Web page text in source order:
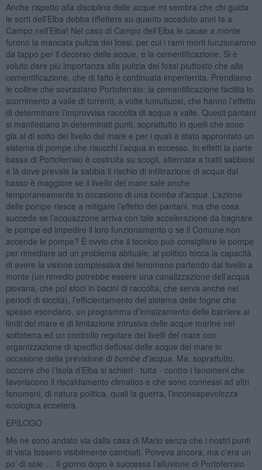
Anche rispetto alla disciplina delle acque mi sembra che chi guida
le sorti dell’Elba debba riflettere su quanto accaduto anni fa a
Campo nell’Elba! Nel caso di Campo dell’Elba le cause a monte
furono la mancata pulizia dei fossi, per cui i rami morti funzionarono
da tappo per il decorso delle acque, e la cementificazione. Si è
voluto dare più importanza alla pulizia dei fossi piuttosto che alla
cementificazione, che di fatto è continuata imperterrita. Prendiamo
le colline che sovrastano Portoferraio: la cementificazione facilita lo
scorrimento a valle di torrenti, a volte tumultuosi, che hanno l’effetto
di determinare l’improvvisa raccolta di acqua a valle. Questi pantani
si manifestano in determinati punti, soprattutto in quelli che sono
già al di sotto del livello del mare e per i quali è stato approntato un
sistema di pompe che risucchi l’acqua in eccesso. In effetti la parte
bassa di Portoferraio è costruita su scogli, alternata a tratti sabbiosi
e là dove prevale la sabbia il rischio di infiltrazione di acqua dal
basso è maggiore se il livello del mare sale anche
temporaneamente in occasione di una bomba d’acqua . L’azione
delle pompe riesce a mitigare l’effetto dei pantani, ma che cosa
succede se l’acquazzone arriva con tale accelerazione da bagnare
le pompe ed impedire il loro funzionamento o se il Comune non
accende le pompe? È ovvio che il tecnico può consigliare le pompe
per rimediare ad un problema abituale, al politico tocca la capacità
di avere la visione complessiva del fenomeno partendo dal livello a
monte (un rimedio potrebbe essere una canalizzazione dell’acqua
piovana, che poi sfoci in bacini di raccolta, che serva anche nei
periodi di siccità), l’efficientamento del sistema delle fogne che
spesso esondano, un programma d’innalzamento delle barriere ai
limiti del mare e di limitazione intrusiva delle acque marine nel
sottoterra ed un controllo regolare dei livelli del mare con
organizzazione di specifici deflussi delle acque del mare in
occasione della previsione di bombe d’acqua . Ma, soprattutto,
occorre che l’Isola d’Elba si schieri - tutta - contro i fenomeni che
favoriscono il riscaldamento climatico e che sono connessi ad altri
fenomeni, di natura politica, quali la guerra, l’inconsapevolezza
ecologica eccetera.
EPILOGO
Me ne sono andato via dalla casa di Mario senza che i nostri punti
di vista fossero visibilmente cambiati. Poiveva ancora, ma c’era un
po’ di sole … Il giorno dopo è successa l’alluvione di Portoferraio